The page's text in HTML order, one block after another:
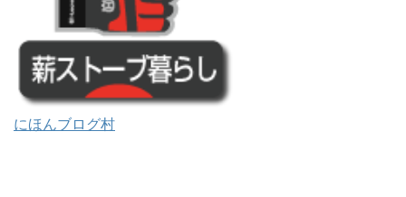
にほんブログ村